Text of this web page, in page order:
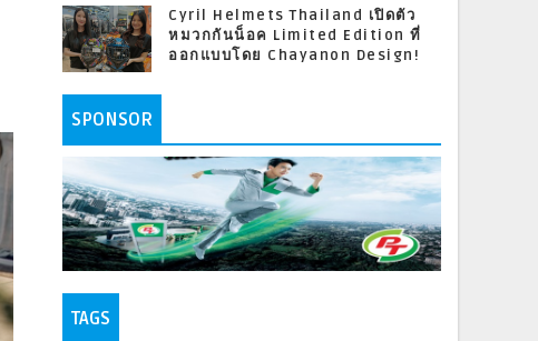
Cyril Helmets Thailand เปิดตัว
หมวกกันน็อค Limited Edition ที่
ออกแบบโดย Chayanon Design!
SPONSOR
TAGS